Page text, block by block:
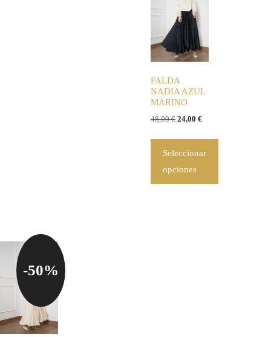
FALDA
NADIA AZUL
MARINO
48,00€ 24,00 €
Seleccionar
opciones
-50%